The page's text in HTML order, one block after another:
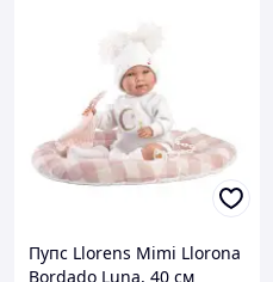
Пупс Llorens Mimi Llorona
Bordado Luna, 40 см